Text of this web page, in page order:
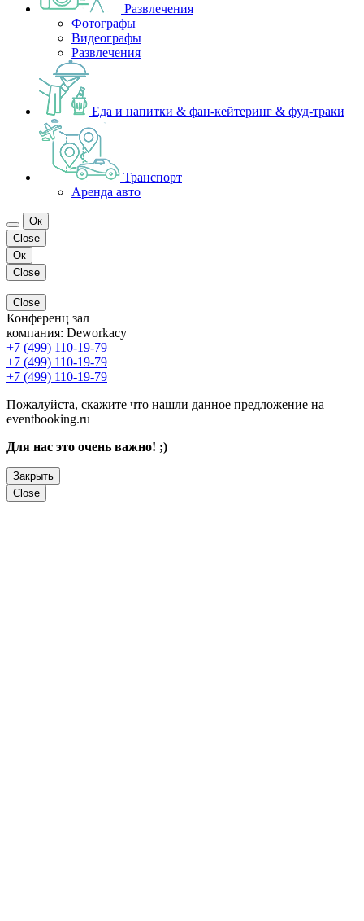
Развлечения
Фотографы
Видеографы
Развлечения
Еда и напитки & фан-кейтеринг & фуд-траки
Транспорт
Аренда авто
Ок
Close
Ок
Close
Close
Конференц зал
компания: Deworkacy
+7 (499) 110-19-79
+7 (499) 110-19-79
+7 (499) 110-19-79
Пожалуйста, скажите что нашли данное предложение на
eventbooking.ru
Для нас это очень важно! ;)
Закрыть
Close